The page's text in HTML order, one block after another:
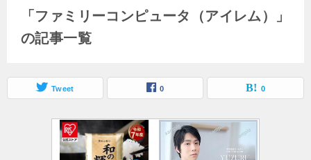
「ファミリーコンピュータ（アイレム）」
の記事一覧
Tweet 0 0